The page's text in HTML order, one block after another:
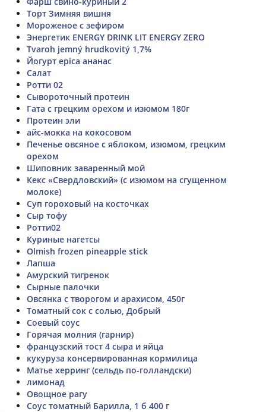
Торт Зимняя вишня
Мороженое с зефиром
Энергетик ENERGY DRINK LIT ENERGY ZERO
Tvaroh jemný hrudkovitý 1,7%
Йогурт epica ананас
Салат
Ротти 02
Сывороточный протеин
Гата с грецким орехом и изюмом 180г
Протеин эли
айс-мокка на кокосовом
Печенье овсяное с яблоком, изюмом, грецким
орехом
Шиповник заваренный мой
Кекс «Свердловский» (с изюмом на сгущенном
молоке)
Суп гороховый на косточках
Сыр тофу
Ротти02
Куриные нагетсы
Olmish frozen pineapple stick
Лапша
Амурский тигренок
Сырные палочки
Овсянка с творогом и арахисом, 450г
Томатный сок с солью, Добрый
Соевый соус
Горячая молния (гарнир)
французский тост 4 сыра и яйца
кукуруза консервированная кормилица
Матье херринг (сельдь по-голландски)
лимонад
Овощное рагу
Соус томатный Барилла, 1 б 400 г